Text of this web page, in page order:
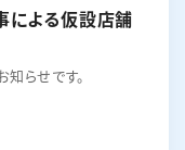
による仮設店舗
らせです。